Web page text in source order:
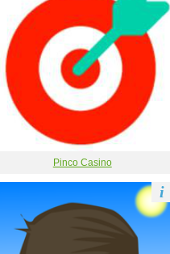
Pinco Casino
i